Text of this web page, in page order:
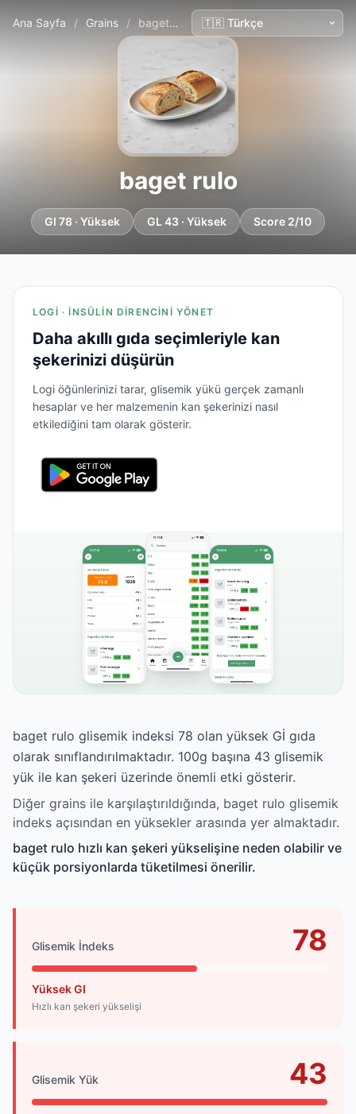
Ana Sayfa / Grains / baget rulo
baget rulo
GI 78 · Yüksek GL 43 · Yüksek Score 2/10
LOGI · İNSÜLIN DIRENCINI YÖNET
Daha akıllı gıda seçimleriyle kan
şekerinizi düşürün
Logi öğünlerinizi tarar, glisemik yükü gerçek zamanlı
hesaplar ve her malzemenin kan şekerinizi nasıl
etkilediğini tam olarak gösterir.
baget rulo glisemik indeksi 78 olan yüksek Gİ gıda
olarak sınıflandırılmaktadır. 100g başına 43 glisemik
yük ile kan şekeri üzerinde önemli etki gösterir.
Diğer grains ile karşılaştırıldığında, baget rulo glisemik
indeks açısından en yüksekler arasında yer almaktadır.
baget rulo hızlı kan şekeri yükselişine neden olabilir ve
küçük porsiyonlarda tüketilmesi önerilir.
Glisemik İndeks 78
Yüksek GI
Hızlı kan şekeri yükselişi
Glisemik Yük 43